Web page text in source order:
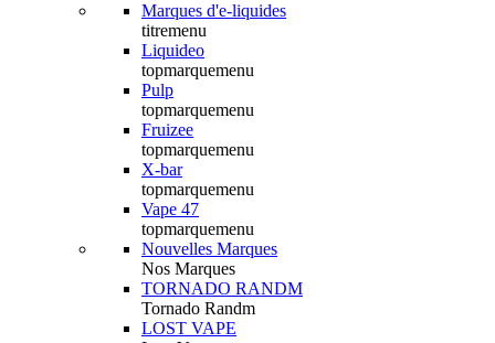
Marques d'e-liquides
titremenu
Liquideo
topmarquemenu
Pulp
topmarquemenu
Fruizee
topmarquemenu
X-bar
topmarquemenu
Vape 47
topmarquemenu
Nouvelles Marques
Nos Marques
TORNADO RANDM
Tornado Randm
LOST VAPE